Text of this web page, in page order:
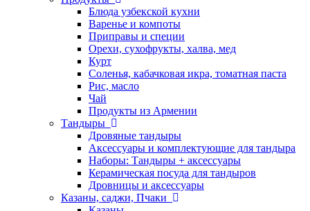
Блюда узбекской кухни
Варенье и компоты
Приправы и специи
Орехи, сухофрукты, халва, мед
Курт
Соленья, кабачковая икра, томатная паста
Рис, масло
Чай
Продукты из Армении
Тандыры
Дровяные тандыры
Аксессуары и комплектующие для тандыра
Наборы: Тандыры + аксессуары
Керамическая посуда для тандыров
Дровницы и аксессуары
Казаны, саджи, Пчаки